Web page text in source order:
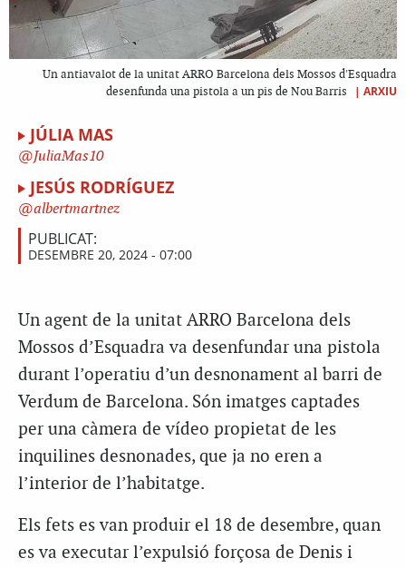
Un antiavalot de la unitat ARRO Barcelona dels Mossos d'Esquadra
desenfunda una pistola a un pis de Nou Barris
| ARXIU
JÚLIA MAS
JuliaMas10
JESÚS RODRÍGUEZ
albertmartnez
PUBLICAT:
DESEMBRE 20, 2024 - 07:00
Un agent de la unitat ARRO Barcelona dels
Mossos d’Esquadra va desenfundar una pistola
durant l’operatiu d’un desnonament al barri de
Verdum de Barcelona. Són imatges captades
per una càmera de vídeo propietat de les
inquilines desnonades, que ja no eren a
l’interior de l’habitatge.
Els fets es van produir el 18 de desembre, quan
es va executar l’expulsió forçosa de Denis i